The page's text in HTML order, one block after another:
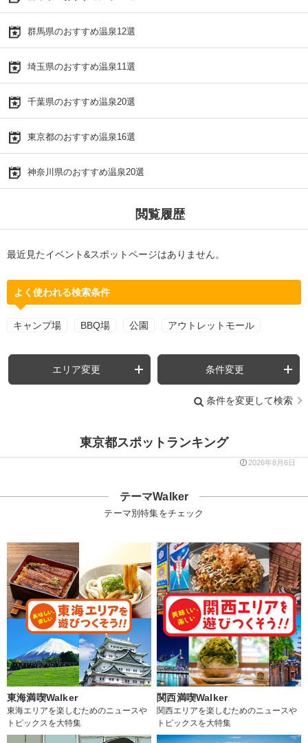
群馬県のおすすめ温泉12選
埼玉県のおすすめ温泉11選
千葉県のおすすめ温泉20選
東京都のおすすめ温泉16選
神奈川県のおすすめ温泉20選
閲覧履歴
最近見たイベント&スポットページはありません。
よく使われる検索条件
キャンプ場 BBQ場 公園 アウトレットモール
エリア変更 条件変更
条件を変更して検索
東京都スポットランキング
2026年8月6日
テーマWalker
テーマ別特集をチェック
東海満喫Walker
東海エリアを楽しむためのニュースや
トピックスを大特集
関西満喫Walker
関西エリアを楽しむためのニュースや
トピックスを大特集